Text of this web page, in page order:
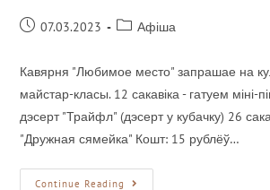
07.03.2023 Афіша
Кавярня "Любимое место" запрашае на
майстар-класы. 12 сакавіка - гатуем міні-
дэсерт "Трайфл" (дэсерт у кубачку) 26
"Дружная сямейка" Кошт: 15 рублёў…
Continue Reading